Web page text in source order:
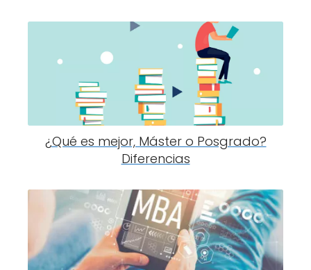
¿Qué es mejor, Máster o Posgrado?
Diferencias